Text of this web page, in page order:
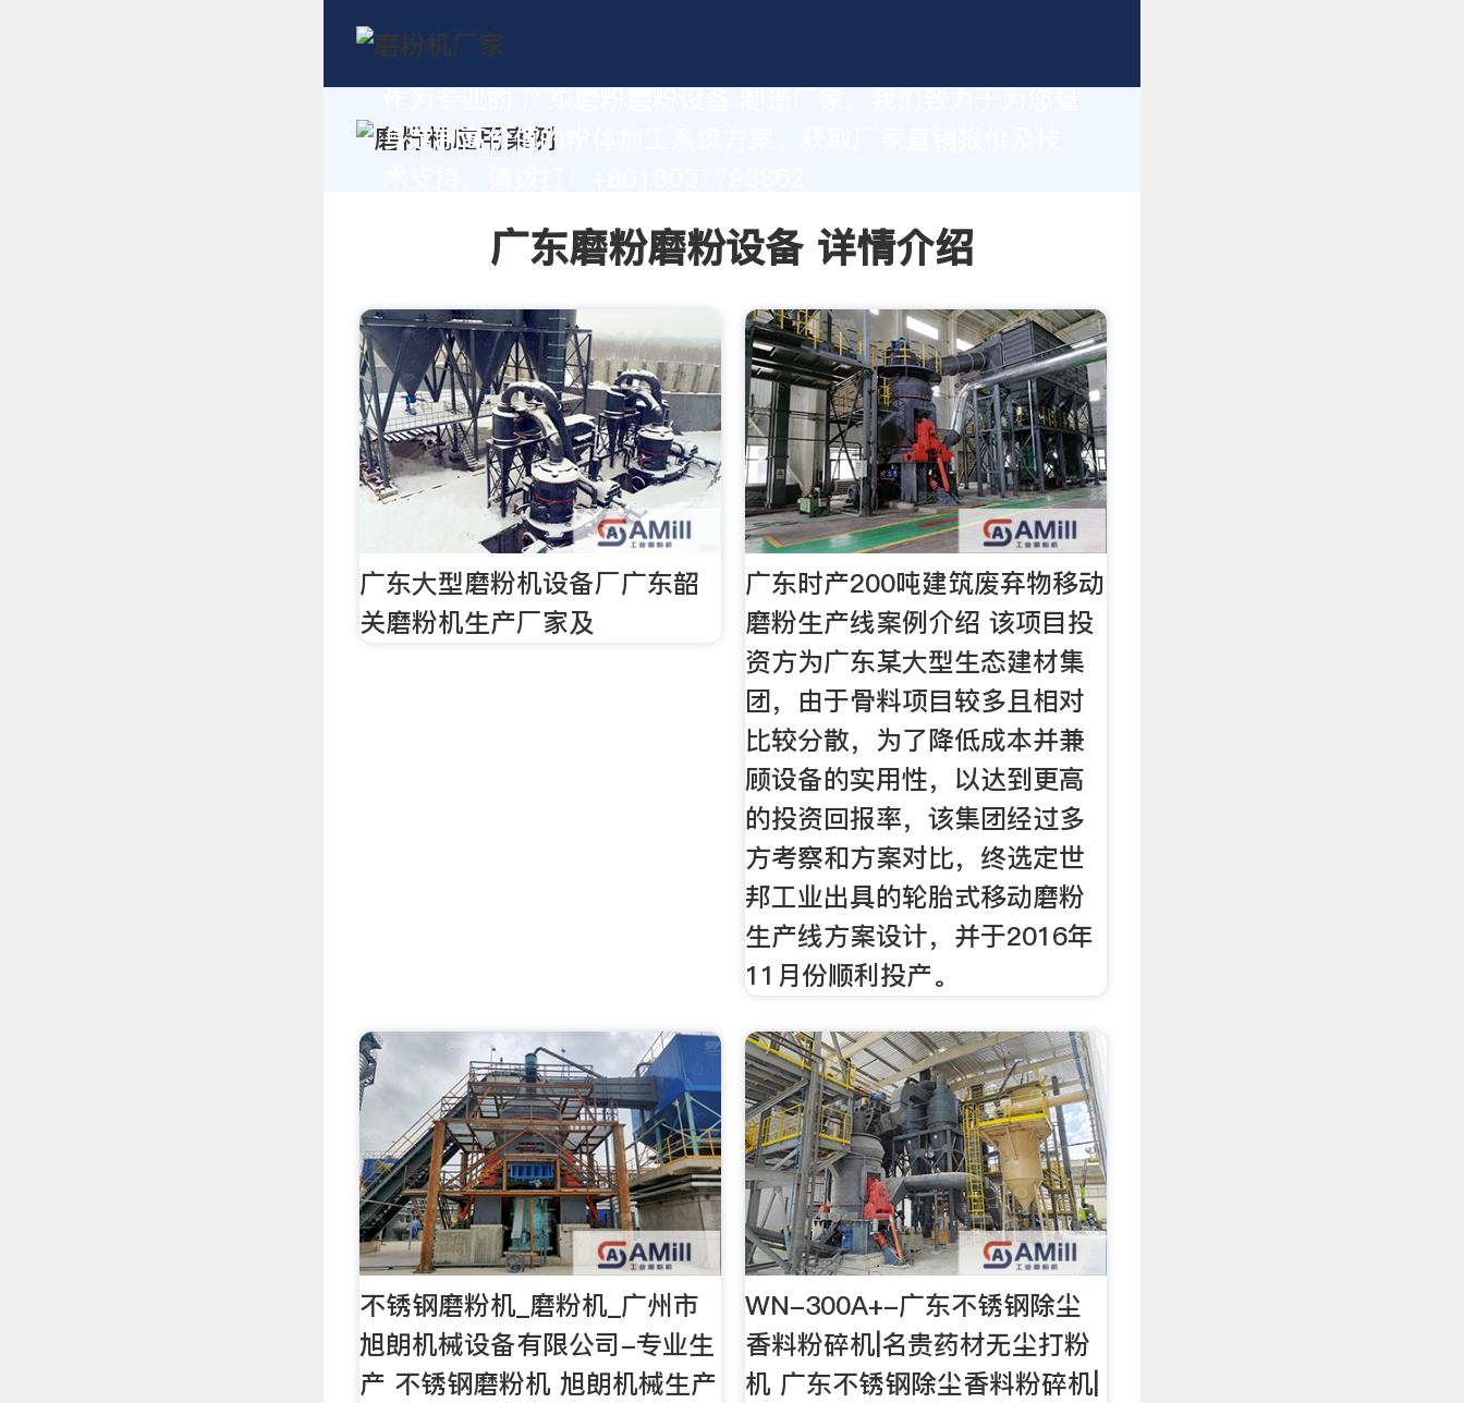
身定制高价值的粉体加工系统方案。获取厂家直销报价及技
广东磨粉磨粉设备 详情介绍
广东大型磨粉机设备厂广东韶
关磨粉机生产厂家及
广东时产200吨建筑废弃物移动
磨粉生产线案例介绍 该项目投
资方为广东某大型生态建材集
团，由于骨料项目较多且相对
比较分散，为了降低成本并兼
顾设备的实用性，以达到更高
的投资回报率，该集团经过多
方考察和方案对比，终选定世
邦工业出具的轮胎式移动磨粉
生产线方案设计，并于2016年
11月份顺利投产。
不锈钢磨粉机_磨粉机_广州市
旭朗机械设备有限公司-专业生
产 不锈钢磨粉机 旭朗机械生产
WN-300A+-广东不锈钢除尘
香料粉碎机|名贵药材无尘打粉
机 广东不锈钢除尘香料粉碎机|